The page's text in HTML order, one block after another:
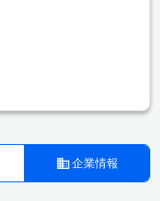
企業情報